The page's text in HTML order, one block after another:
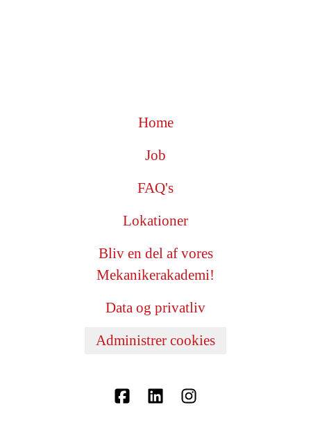
Home
Job
FAQ's
Lokationer
Bliv en del af vores
Mekanikerakademi!
Data og privatliv
Administrer cookies